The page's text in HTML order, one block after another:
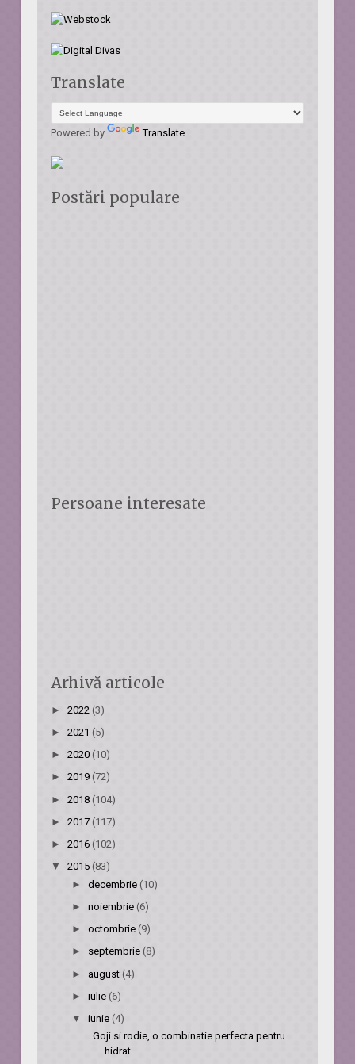
Translate
Powered by Translate
Postări populare
Persoane interesate
Arhivă articole
►2022 (3)
►2021(5)
►2020 (10)
►2019 (72)
►2018 (104)
►2017 (117)
►2016 (102)
▼2015(83)
► decembrie (10)
► noiembrie (6)
► octombrie (9)
► septembrie (8)
► august (4)
► iulie (6)
▼ iunie (4)
Goji si rodie, o combinatie perfecta pentru
hidrat...